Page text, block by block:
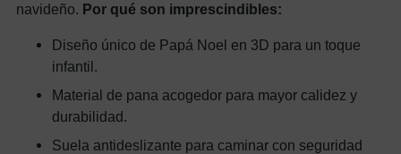
navideño. Por qué son imprescindibles:
Diseño único de Papá Noel en 3D para un toque
infantil.
Material de pana acogedor para mayor calidez y
durabilidad.
Suela antideslizante para caminar con seguridad